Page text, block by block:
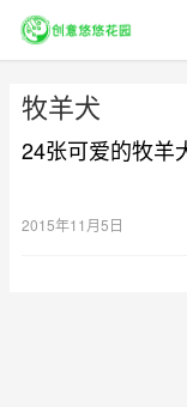
牧羊犬
24张可爱的牧羊
2015年11月5日